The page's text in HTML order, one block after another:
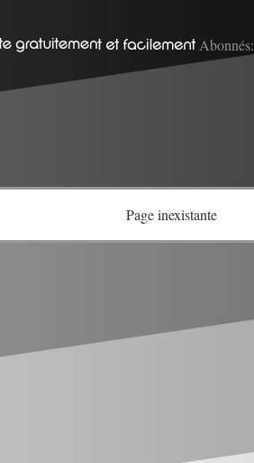
Abonnés:
Page inexistante